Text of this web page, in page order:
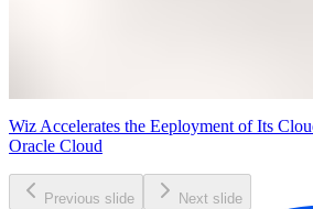
Wiz Accelerates the Eeployment of Its
Oracle Cloud
Previous slide Next slide